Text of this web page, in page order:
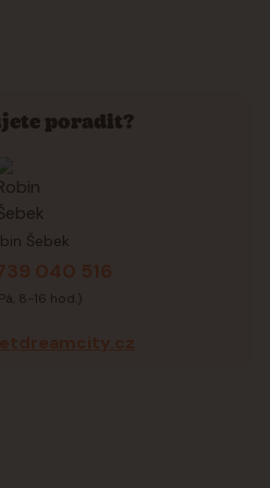
poradit?
Šebek
040 516
8-16 hod.)